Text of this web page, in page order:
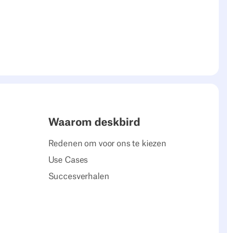
Waarom deskbird
Redenen om voor ons te kiezen
Use Cases
Succesverhalen